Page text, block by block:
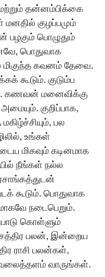
மற்றும் தன்னம்பிக்கை
மனதில் குழப்பமும்
பழகும் பொழுதும்
பொதுவாக
மிகுந்த கவனம் தேவை.
கூடும். குடும்ப
கணவன் மனைவிக்கு
குறிப்பாக,
பல
உங்கள்
மிகவும் கடினமாக
நீங்கள் நல்ல
கூடும். பொதுவாக
நடைபெறும்.
கொள்ளும்
பலன், இன்றைய
ராசி பலன்கள்,
வலைத்தளம் வாருங்கள்.